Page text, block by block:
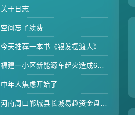
关于日志
空间忘了续费
今天推荐一本书《银发摆渡人》
福建一小区新能源车起火造成6车焚毁，损失数百万元，起火车主未购商业险无力赔偿
中年人焦虑开始了
河南周口郸城县长城易趣资金盘暴雷，全国涉案金额达几百亿，拉人提成10%7天4%收益骗局再现，天天反诈还上当终究是贪心作祟